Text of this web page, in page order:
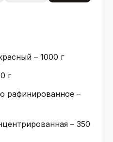
– 1000 г
г
рафинированное –
– 350